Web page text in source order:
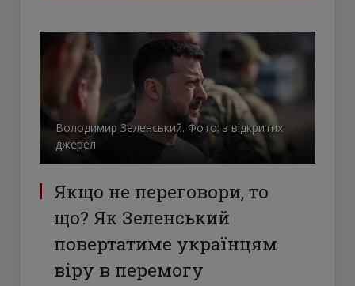
Володимир Зеленський. Фото: з відкритих
джерел
Якщо не переговори, то
що? Як Зеленський
повертатиме українцям
віру в перемогу